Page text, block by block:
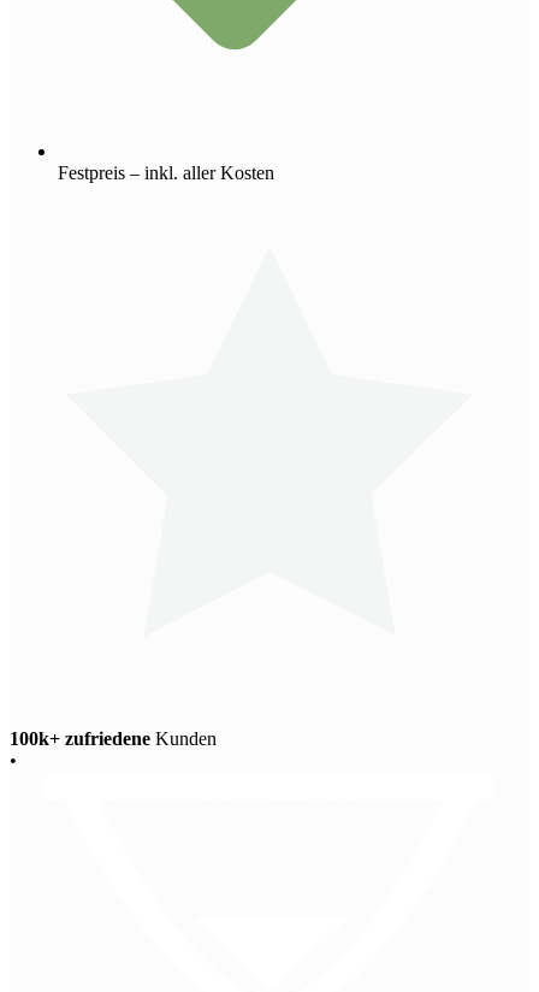
Festpreis – inkl. aller Kosten
100k+ zufriedene Kunden
•